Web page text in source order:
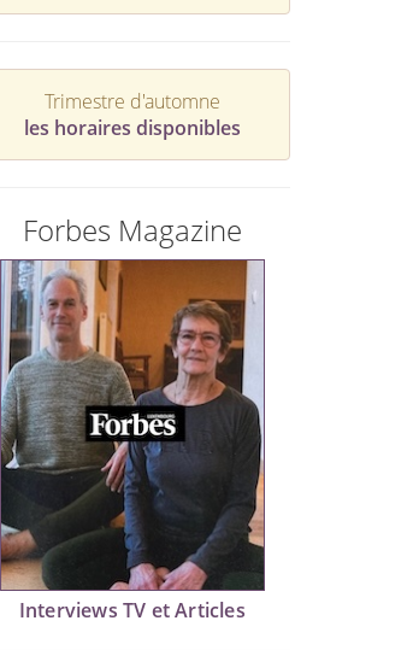
Trimestre d'automne
les horaires disponibles
Forbes Magazine
Interviews TV et Articles